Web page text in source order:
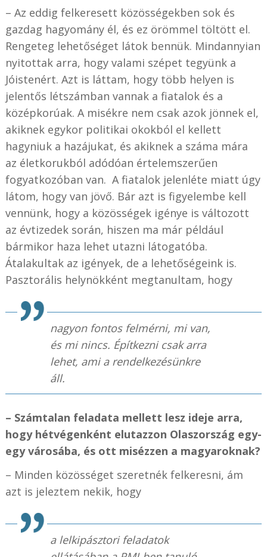
– Az eddig felkeresett közösségekben sok és
gazdag hagyomány él, és ez örömmel töltött el.
Rengeteg lehetőséget látok bennük. Mindannyian
nyitottak arra, hogy valami szépet tegyünk a
Jóistenért. Azt is láttam, hogy több helyen is
jelentős létszámban vannak a fiatalok és a
középkorúak. A misékre nem csak azok jönnek el,
akiknek egykor politikai okokból el kellett
hagyniuk a hazájukat, és akiknek a száma mára
az életkorukból adódóan értelemszerűen
fogyatkozóban van. A fiatalok jelenléte miatt úgy
látom, hogy van jövő. Bár azt is figyelembe kell
vennünk, hogy a közösségek igénye is változott
az évtizedek során, hiszen ma már például
bármikor haza lehet utazni látogatóba.
Átalakultak az igények, de a lehetőségeink is.
Pasztorális helynökként megtanultam, hogy
nagyon fontos felmérni, mi van,
és mi nincs. Építkezni csak arra
lehet, ami a rendelkezésünkre
áll.
– Számtalan feladata mellett lesz ideje arra,
hogy hétvégenként elutazzon Olaszország egy-
egy városába, és ott misézzen a magyaroknak?
– Minden közösséget szeretnék felkeresni, ám
azt is jeleztem nekik, hogy
a lelkipásztori feladatok